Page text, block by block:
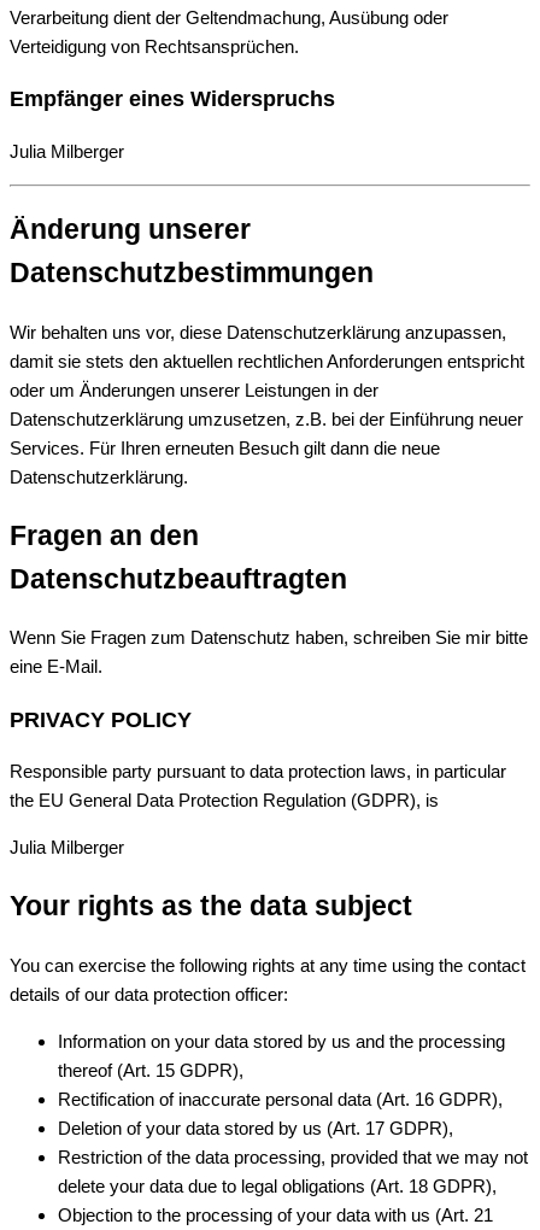
Verarbeitung dient der Geltendmachung, Ausübung oder
Verteidigung von Rechtsansprüchen.
Empfänger eines Widerspruchs
Julia Milberger
Änderung unserer
Datenschutzbestimmungen
Wir behalten uns vor, diese Datenschutzerklärung anzupassen,
damit sie stets den aktuellen rechtlichen Anforderungen entspricht
oder um Änderungen unserer Leistungen in der
Datenschutzerklärung umzusetzen, z.B. bei der Einführung neuer
Services. Für Ihren erneuten Besuch gilt dann die neue
Datenschutzerklärung.
Fragen an den
Datenschutzbeauftragten
Wenn Sie Fragen zum Datenschutz haben, schreiben Sie mir bitte
eine E-Mail.
PRIVACY POLICY
Responsible party pursuant to data protection laws, in particular
the EU General Data Protection Regulation (GDPR), is
Julia Milberger
Your rights as the data subject
You can exercise the following rights at any time using the contact
details of our data protection officer:
Information on your data stored by us and the processing
thereof (Art. 15 GDPR),
Rectification of inaccurate personal data (Art. 16 GDPR),
Deletion of your data stored by us (Art. 17 GDPR),
Restriction of the data processing, provided that we may not
delete your data due to legal obligations (Art. 18 GDPR),
Objection to the processing of your data with us (Art. 21